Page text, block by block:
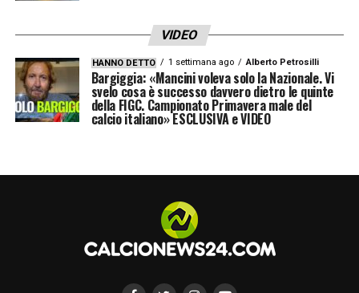
VIDEO
HANNO DETTO 1 settimana ago Alberto Petrosilli
Bargiggia: «Mancini voleva solo la Nazionale. Vi
svelo cosa è successo davvero dietro le quinte
della FIGC. Campionato Primavera male del
calcio italiano» ESCLUSIVA e VIDEO